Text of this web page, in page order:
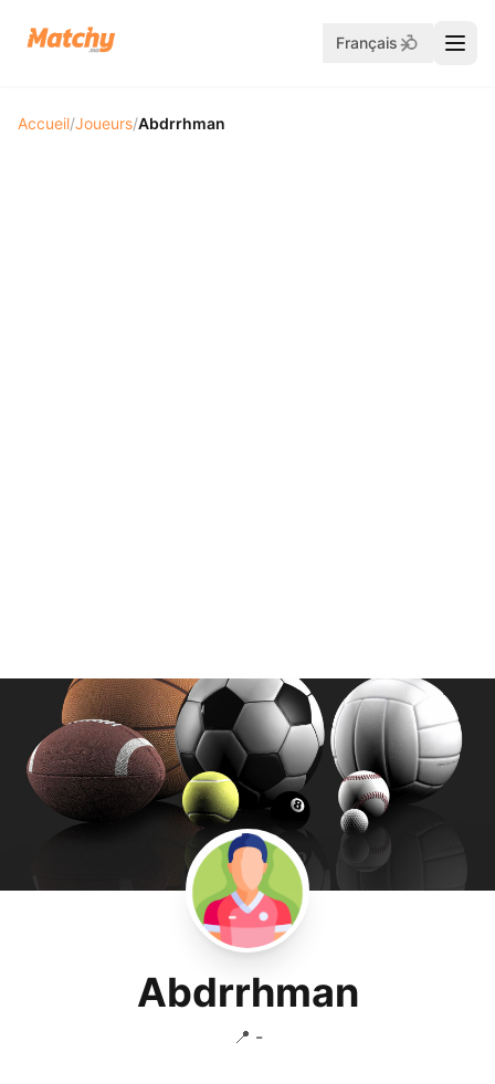
Français
Accueil/Joueurs/Abdrrhman
Abdrrhman
📍 -